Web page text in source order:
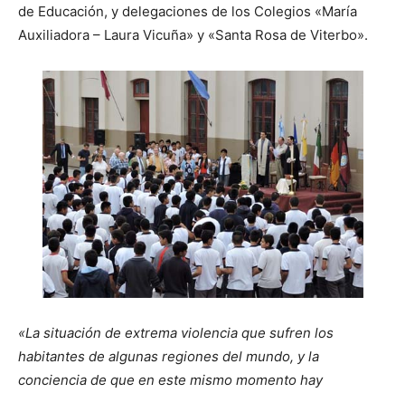
de Educación, y delegaciones de los Colegios «María
Auxiliadora – Laura Vicuña» y «Santa Rosa de Viterbo».
«La situación de extrema violencia que sufren los
habitantes de algunas regiones del mundo, y la
conciencia de que en este mismo momento hay